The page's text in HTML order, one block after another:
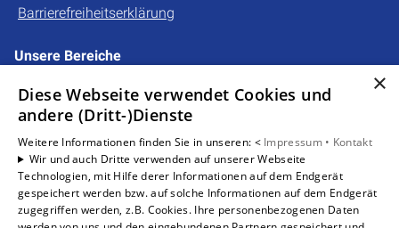
Barrierefreiheitserklärung
Unsere Bereiche
Gewerbekunden
Karriere
Unternehmen
Kontakt
Um externe HTML-Inhalte anzuzeigen, benötigen wir
×
Diese Webseite verwendet Cookies und
andere (Dritt-)Dienste
Weitere Informationen finden Sie in unseren: < Impressum • Kontakt
Wir und auch Dritte verwenden auf unserer Webseite
Technologien, mit Hilfe derer Informationen auf dem Endgerät
gespeichert werden bzw. auf solche Informationen auf dem Endgerät
zugegriffen werden, z.B. Cookies. Ihre personenbezogenen Daten